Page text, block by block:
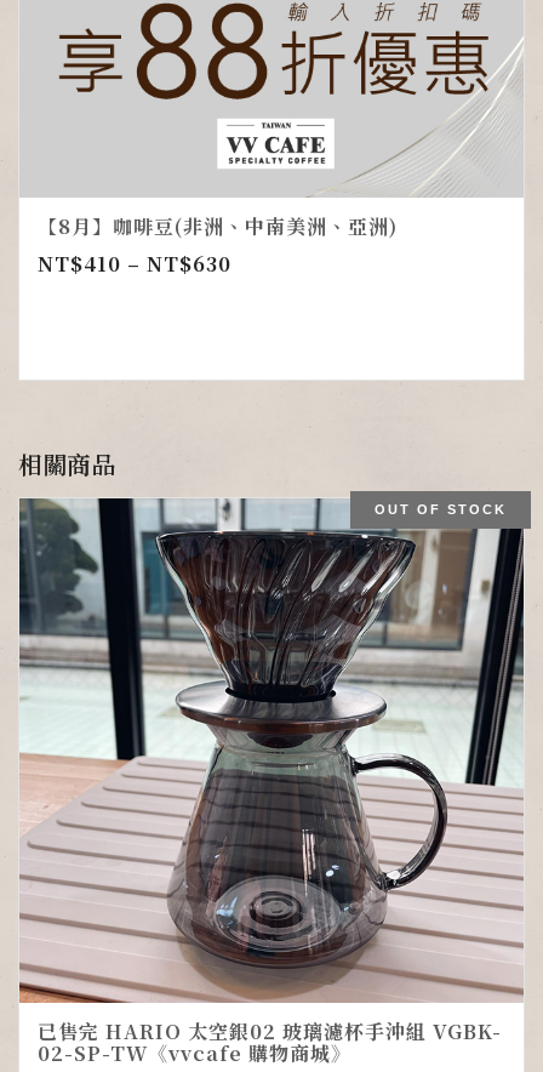
【8月】咖啡豆(非洲、中南美洲、亞洲)
NT$410 – NT$630
相關商品
OUT OF STOCK
已售完 HARIO 太空銀02 玻璃濾杯手沖組 VGBK-
02-SP-TW《vvcafe 購物商城》